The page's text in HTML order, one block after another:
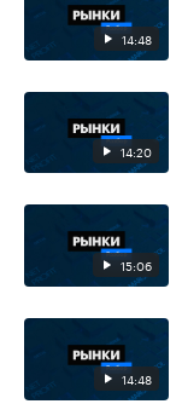
14:48
14:20
15:06
14:48